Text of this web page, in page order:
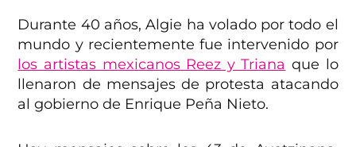
Durante 40 años, Algie ha volado por todo el
mundo y recientemente fue intervenido por
los artistas mexicanos Reez y Triana que lo
llenaron de mensajes de protesta atacando
al gobierno de Enrique Peña Nieto.